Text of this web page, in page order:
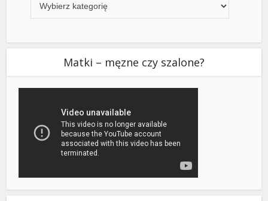
Matki – męzne czy szalone?